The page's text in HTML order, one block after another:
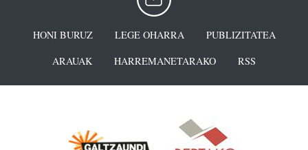
HONI BURUZ LEGE OHARRA
PUBLIZITATEA
ARAUAK
HARREMANETARAKO RSS